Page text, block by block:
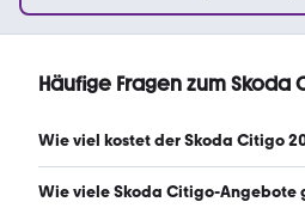
Häufige Fragen zum Skoda
Wie viel kostet der Skoda Citigo
Ein guter Preis für einen Skoda
Wie viele Skoda Citigo-Angebote